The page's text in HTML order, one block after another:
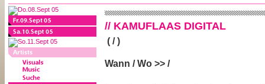
// KAMUFLAAS DIGITAL
( / )
Wann / Wo >> /